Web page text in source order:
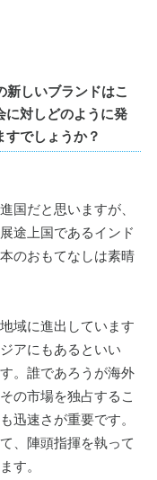
新しいブランドはこ
に対しどのように発
でしょうか？
国だと思いますが、
途上国であるインド
のおもてなしは素晴
域に進出しています
アにもあるといい
。誰であろうが海外
の市場を独占するこ
迅速さが重要です。
、陣頭指揮を執って
す。